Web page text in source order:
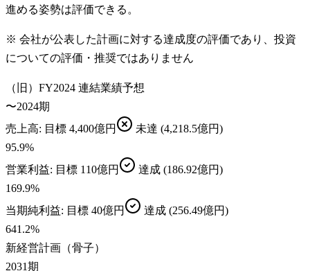
進める姿勢は評価できる。
※ 会社が公表した計画に対する達成度の評価であり、投資
についての評価・推奨ではありません
（旧）FY2024 連結業績予想
〜2024期
売上高: 目標 4,400億円 未達 (4,218.5億円)
95.9%
営業利益: 目標 110億円 達成 (186.92億円)
169.9%
当期純利益: 目標 40億円 達成 (256.49億円)
641.2%
新経営計画（骨子）
2031期